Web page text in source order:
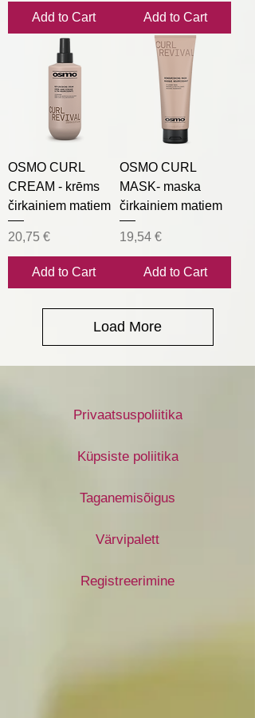
Add to Cart Add to Cart
OSMO CURL
CREAM - krēms
čirkainiem matiem
Price
20,75 €
Add to Cart
OSMO CURL
MASK- maska
čirkainiem matiem
Price
19,54 €
Add to Cart
Load More
Privaatsuspoliitika
Küpsiste poliitika
Taganemisõigus
Värvipalett
Registreerimine